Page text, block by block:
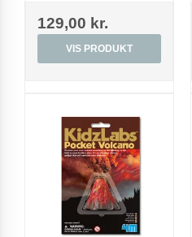
129,00 kr.
VIS PRODUKT